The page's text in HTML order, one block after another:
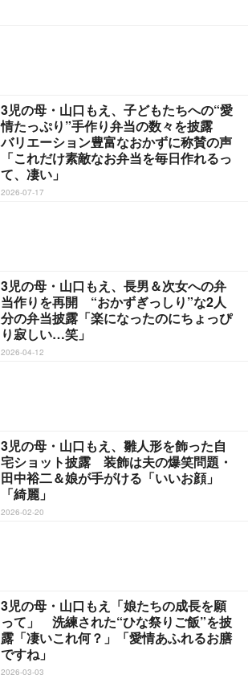
3児の母・山口もえ、子どもたちへの“愛
情たっぷり”手作り弁当の数々を披露
バリエーション豊富なおかずに称賛の声
「これだけ素敵なお弁当を毎日作れるっ
て、凄い」
2026-07-17
3児の母・山口もえ、長男＆次女への弁
当作りを再開 “おかずぎっしり”な2人
分の弁当披露「楽になったのにちょっぴ
り寂しい…笑」
2026-04-12
3児の母・山口もえ、雛人形を飾った自
宅ショット披露 装飾は夫の爆笑問題・
田中裕二＆娘が手がける「いいお顔」
「綺麗」
2026-02-20
3児の母・山口もえ「娘たちの成長を願
って」 洗練された“ひな祭りご飯”を披
露「凄いこれ何？」「愛情あふれるお膳
ですね」
2026-03-03